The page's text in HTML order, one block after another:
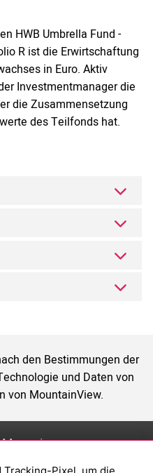
HWB Umbrella Fund -
R ist die Erwirtschaftung
in Euro. Aktiv
Investmentmanager die
die Zusammensetzung
des Teilfonds hat.
den Bestimmungen der
und Daten von
von MountainView.
Magazin